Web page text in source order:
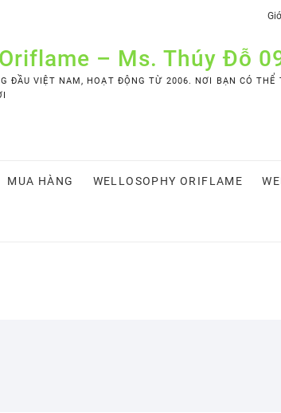
– Ms. Thúy Đỗ
ĐẦU VIỆT NAM, HOẠT ĐỘNG TỪ 2006. NƠI BẠN CÓ
MUA HÀNG WELLOSOPHY ORIFLAME